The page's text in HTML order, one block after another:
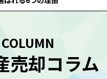
COLUMN
売却コラム